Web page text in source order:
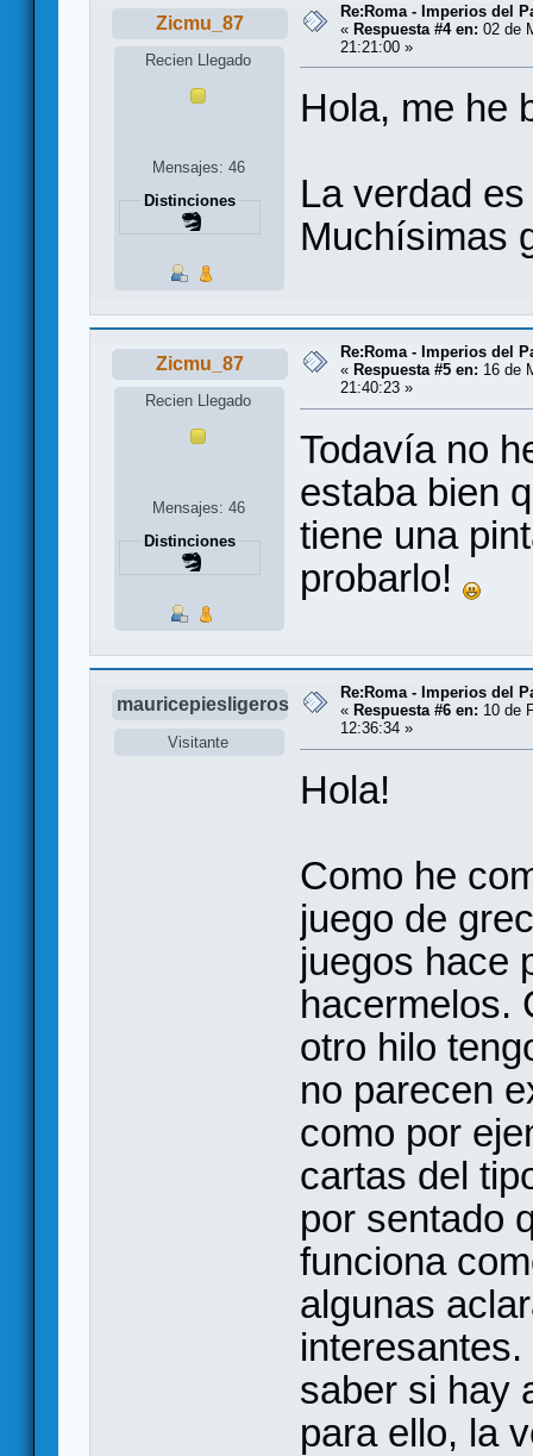
Zicmu_87
Recien Llegado
Mensajes: 46
Distinciones
Re:Roma - Imperios del
« Respuesta #4 en: 02 de
21:21:00 »
Hola, me he
La verdad
Muchísimas
Zicmu_87
Recien Llegado
Mensajes: 46
Distinciones
Re:Roma - Imperios del
« Respuesta #5 en: 16 de
21:40:23 »
Todavía no
estaba bien
tiene una
probarlo!
mauricepiesligeros
Visitante
Re:Roma - Imperios del
« Respuesta #6 en: 10 de
12:36:34 »
Hola!
Como he
juego de
juegos hace
hacermelos.
otro hilo
no parecen
como por
cartas del
por sentado
funciona
algunas
saber si hay
para ello, la